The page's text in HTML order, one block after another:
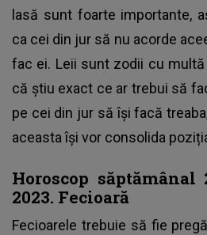
lasă sunt foarte importante,
ca cei din jur să nu acorde
fac ei. Leii sunt zodii cu
că știu exact ce ar trebui să
pe cei din jur să își facă
aceasta își vor consolida
Horoscop săptămânal
2023. Fecioară
Fecioarele trebuie să fie